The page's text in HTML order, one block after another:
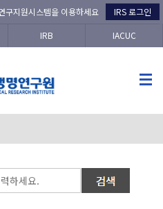
IRB IACUC
구지원시스템을 이용하세요 IRS 로그인